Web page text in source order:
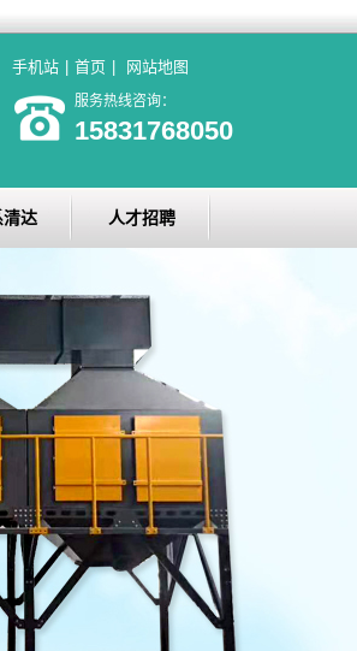
手机站 首页 网站地图
服务热线咨询：
15831768050
达 人才招聘